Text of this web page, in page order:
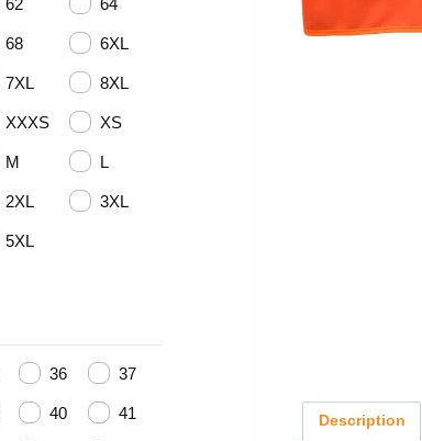
Description
62 64
68 6XL
7XL 8XL
XXXS XS
M L
2XL 3XL
5XL
36 37
40 41